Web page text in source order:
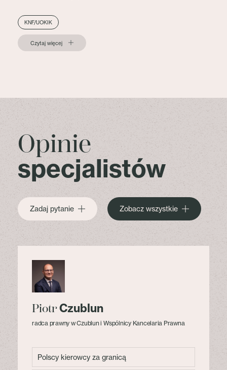
KNF/UOKIK
Czytaj więcej
Opinie
specjalistów
Zadaj pytanie Zobacz wszystkie
PiotrCzublun
radca prawny w Czublun i Wspólnicy Kancelaria Prawna
Polscy kierowcy za granicą